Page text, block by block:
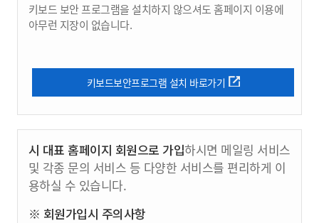
키보드 보안 프로그램을 설치하지 않으셔도 홈페이지 이용에
아무런 지장이 없습니다.
키보드보안프로그램 설치 바로가기
시 대표 홈페이지 회원으로 가입하시면 메일링 서비스
및 각종 문의 서비스 등 다양한 서비스를 편리하게 이
용하실 수 있습니다.
※ 회원가입시 주의사항